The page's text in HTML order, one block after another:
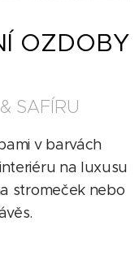
OZDOBY
SAFÍRU
v barvách
na luxusu
stromeček nebo